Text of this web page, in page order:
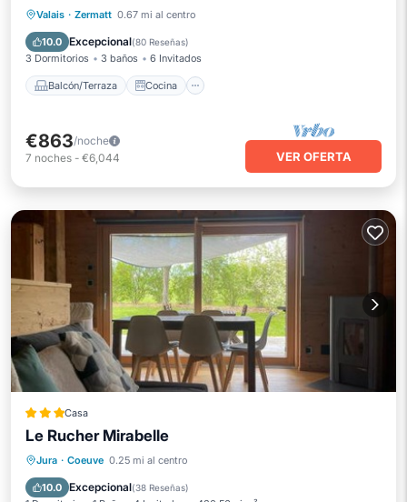
Valais · Zermatt 0.67 mi al centro
10.0 Excepcional(80 Reseñas)
3 Dormitorios 3 baños 6 Invitados
Balcón/Terraza Cocina
Balcón/Terraza
Apto para niños
€863/noche
7 noches - €6,044 VER OFERTA
Casa
Le Rucher Mirabelle
Jura · Coeuve 0.25 mi al centro
10.0 Excepcional(38 Reseñas)
Aparcamiento
Vistas
Aire acondicionado